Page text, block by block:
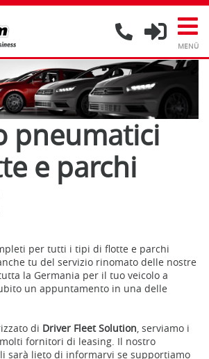
pneumatici
e parchi
per tutti i tipi di flotte e parchi
tu del servizio rinomato delle nostre
la Germania per il tuo veicolo a
un appuntamento in una delle
di Driver Fleet Solution, serviamo i
fornitori di leasing. Il nostro
sarà lieto di informarvi se supportiamo